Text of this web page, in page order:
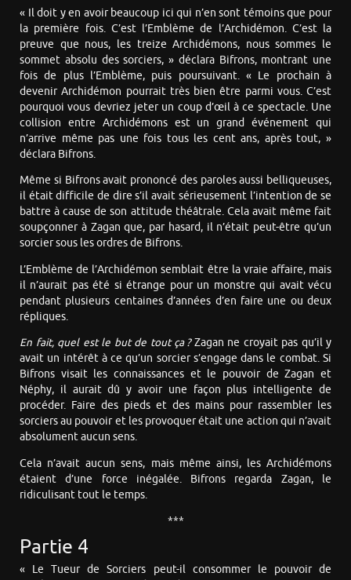
« Il doit y en avoir beaucoup ici qui n’en sont témoins que pour
la première fois. C’est l’Emblème de l’Archidémon. C’est la
preuve que nous, les treize Archidémons, nous sommes le
sommet absolu des sorciers, » déclara Bifrons, montrant une
fois de plus l’Emblème, puis poursuivant. « Le prochain à
devenir Archidémon pourrait très bien être parmi vous. C’est
pourquoi vous devriez jeter un coup d’œil à ce spectacle. Une
collision entre Archidémons est un grand événement qui
n’arrive même pas une fois tous les cent ans, après tout, »
déclara Bifrons.
Même si Bifrons avait prononcé des paroles aussi belliqueuses,
il était difficile de dire s’il avait sérieusement l’intention de se
battre à cause de son attitude théâtrale. Cela avait même fait
soupçonner à Zagan que, par hasard, il n’était peut-être qu’un
sorcier sous les ordres de Bifrons.
L’Emblème de l’Archidémon semblait être la vraie affaire, mais
il n’aurait pas été si étrange pour un monstre qui avait vécu
pendant plusieurs centaines d’années d’en faire une ou deux
répliques.
En fait, quel est le but de tout ça ?Zagan ne croyait pas qu’il y
avait un intérêt à ce qu’un sorcier s’engage dans le combat. Si
Bifrons visait les connaissances et le pouvoir de Zagan et
Néphy, il aurait dû y avoir une façon plus intelligente de
procéder. Faire des pieds et des mains pour rassembler les
sorciers au pouvoir et les provoquer était une action qui n’avait
absolument aucun sens.
Cela n’avait aucun sens, mais même ainsi, les Archidémons
étaient d’une force inégalée. Bifrons regarda Zagan, le
ridiculisant tout le temps.
***
Partie 4
« Le Tueur de Sorciers peut-il consommer le pouvoir de